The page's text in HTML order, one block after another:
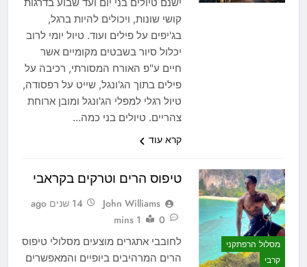
קושי שונות, ויכולים להיות ברגל,
בג'יפים על פילים ועוד. טיול יומי לרוב
יכלול סיור בשבטים מקומיים אשר
חיים ע"פ האורח המסורתי, רכיבה על
פילים בתוך הג'ונגל, שייט על רפסודה,
טיול רגלי למפלי הג'ונגל ומובן ארוחת
צהריים. טיולים בני כמה…
קרא עוד
מסלול הרפתקני
קרבי
טיפוס הרים וטרקים בקראבי
John Williams
14 שנים ago
0
1 mins
לחובבי אתגרים מוצעים מסלולי טיפוס
הרים המרהיבים ביופיים והמאפשרים